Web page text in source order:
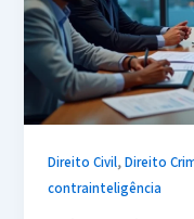
Direito Civil,Direito
contrainteligência